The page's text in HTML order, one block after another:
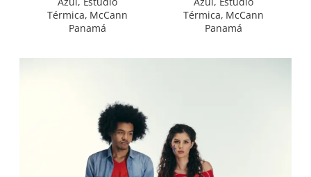
Térmica, McCann
Panamá
Térmica, McCann
Panamá